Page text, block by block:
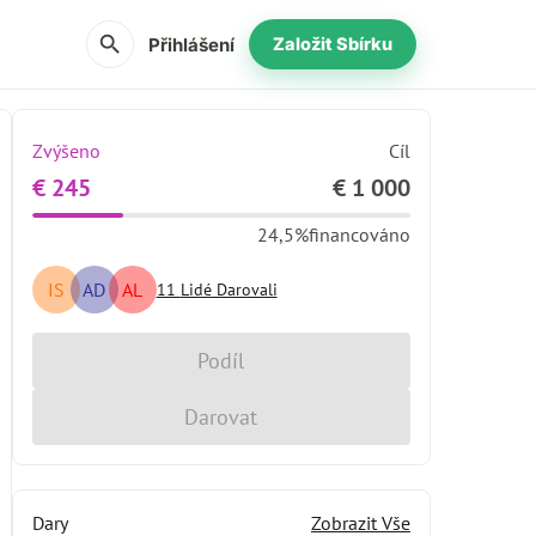
search Přihlášení Založit Sbírku
Zvýšeno Cíl
€ 245 € 1 000
24,5%financováno
IS AD AL 11 Lidé Darovali
Podíl
Darovat
Dary Zobrazit Vše